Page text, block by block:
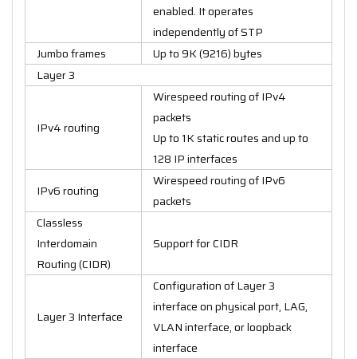
enabled. It operates
independently of STP
Jumbo frames
Up to 9K (9216) bytes
Layer 3
IPv4 routing
Wirespeed routing of IPv4
packets
Up to 1K static routes and up to
128 IP interfaces
IPv6 routing
Wirespeed routing of IPv6
packets
Classless
Interdomain
Routing (CIDR)
Support for CIDR
Layer 3 Interface
Configuration of Layer 3
interface on physical port, LAG,
VLAN interface, or loopback
interface